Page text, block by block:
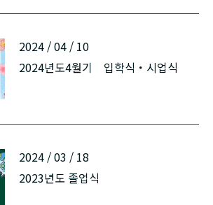
2024 / 04 / 10
2024년도4월기 입학식・시업식
2024 / 03 / 18
2023년도 졸업식